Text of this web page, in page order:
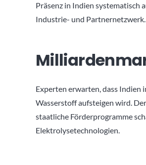
Präsenz in Indien systematisch
Industrie- und Partnernetzwerk.
Experten erwarten, dass
Wasserstoff aufsteigen wird.
staatliche Förderprogramme
Elektrolysetechnologien.